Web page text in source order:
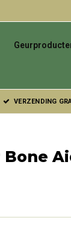
VERZENDING